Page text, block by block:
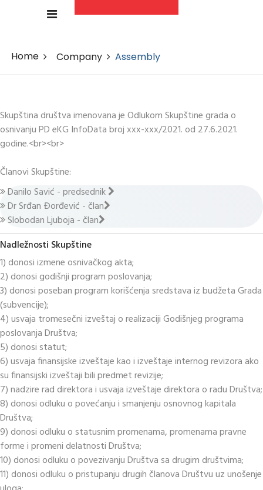
Home Company Assembly
Skupština društva imenovana je Odlukom Skupštine grada o
osnivanju PD eKG InfoData broj xxx-xxx/2021. od 27.6.2021.
godine.<br><br>
Članovi Skupštine:
Danilo Savić - predsednik
Dr Srđan Đorđević - član
Slobodan Ljuboja - član
Nadležnosti Skupštine
1) donosi izmene osnivačkog akta;
2) donosi godišnji program poslovanja;
3) donosi poseban program korišćenja sredstava iz budžeta Grada
(subvencije);
4) usvaja tromesečni izveštaj o realizaciji Godišnjeg programa
poslovanja Društva;
5) donosi statut;
6) usvaja finansijske izveštaje kao i izveštaje internog revizora ako
su finansijski izveštaji bili predmet revizije;
7) nadzire rad direktora i usvaja izveštaje direktora o radu Društva;
8) donosi odluku o povećanju i smanjenju osnovnog kapitala
Društva;
9) donosi odluku o statusnim promenama, promenama pravne
forme i promeni delatnosti Društva;
10) donosi odluku o povezivanju Društva sa drugim društvima;
11) donosi odluku o pristupanju drugih članova Društvu uz unošenje